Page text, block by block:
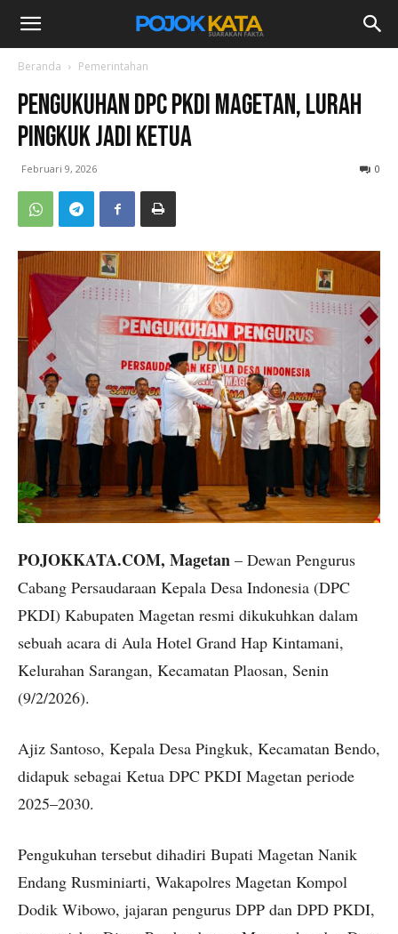
Beranda Pemerintahan
Pengukuhan DPC PKDI Magetan, Lurah
Pingkuk Jadi Ketua
Februari 9, 2026 0
POJOKKATA.COM, Magetan – Dewan Pengurus
Cabang Persaudaraan Kepala Desa Indonesia (DPC
PKDI) Kabupaten Magetan resmi dikukuhkan dalam
sebuah acara di Aula Hotel Grand Hap Kintamani,
Kelurahan Sarangan, Kecamatan Plaosan, Senin
(9/2/2026).
Ajiz Santoso, Kepala Desa Pingkuk, Kecamatan Bendo,
didapuk sebagai Ketua DPC PKDI Magetan periode
2025–2030.
Pengukuhan tersebut dihadiri Bupati Magetan Nanik
Endang Rusminiarti, Wakapolres Magetan Kompol
Dodik Wibowo, jajaran pengurus DPP dan DPD PKDI,